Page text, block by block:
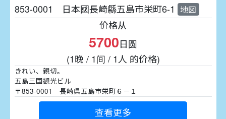
853-0001 日本國長崎縣五島市栄町6-1 地図
价格从
5700日圆
(1晚 / 1间 / 1人 的价格)
きれい、親切。
五島三国観光ビル
〒853-0001 長崎県五島市栄町６－１
查看更多